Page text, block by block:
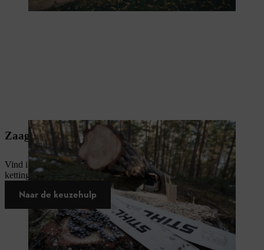
Zaagketting en geleider
Vind in een paar stappen de juiste ketting en geleider voor je
kettingzaag of hoogsnoeier.
Naar de keuzehulp